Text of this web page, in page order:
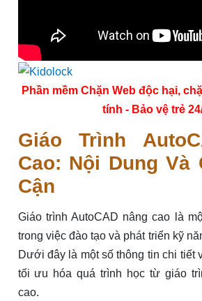
Phần mềm Chặn Web độc hại,
tính - Bảo vệ trẻ
Giáo Trình
Cao: Nội Dung Và
Cận
Giáo trình AutoCAD nâng cao là
trong việc đào tạo và phát triển kỹ
Dưới đây là một số thông tin chi tiết
tối ưu hóa quá trình học từ giáo
cao.